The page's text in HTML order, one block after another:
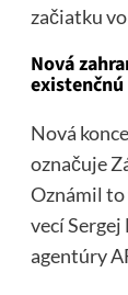
začiatku
Nová
Nová
označuje
Oznámil
vecí
agentúry